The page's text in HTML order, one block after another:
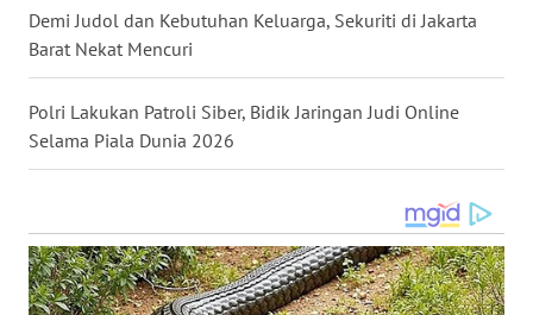
Demi Judol dan Kebutuhan Keluarga, Sekuriti di Jakarta
Barat Nekat Mencuri
Polri Lakukan Patroli Siber, Bidik Jaringan Judi Online
Selama Piala Dunia 2026
WN
WN
KALSEL
WN
KALTIM